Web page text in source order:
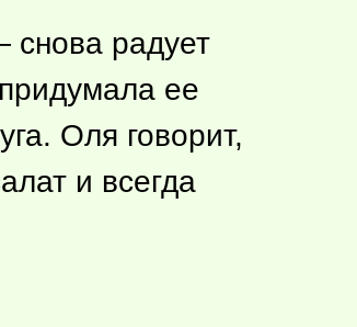
радует
ее
Оля говорит,
и всегда